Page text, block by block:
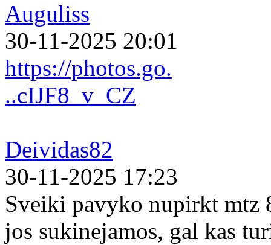
Auguliss
30-11-2025 20:01
https://photos.go.
..cIJF8_v_CZ
Deividas82
30-11-2025 17:23
Sveiki pavyko nupirkt mtz
jos sukinejamos, gal kas